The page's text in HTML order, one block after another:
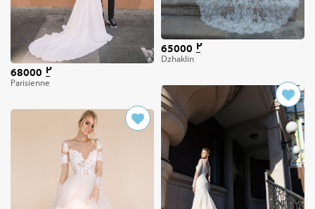
68000
Parisienne
65000
Dzhaklin